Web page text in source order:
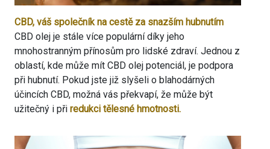
CBD, váš společník na cestě za snazším hubnutím
CBD olej je stále více populární díky jeho
mnohostranným přínosům pro lidské zdraví. Jednou z
oblastí, kde může mít CBD olej potenciál, je podpora
při hubnutí. Pokud jste již slyšeli o blahodárných
účincích CBD, možná vás překvapí, že může být
užitečný i při redukci tělesné hmotnosti.